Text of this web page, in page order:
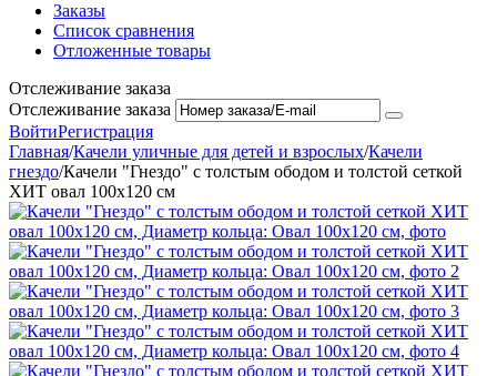
Заказы
Список сравнения
Отложенные товары
Отслеживание заказа
Отслеживание заказа
ВойтиРегистрация
Главная/Качели уличные для детей и взрослых/Качели
гнездо/Качели "Гнездо" с толстым ободом и толстой сеткой
ХИТ овал 100x120 см